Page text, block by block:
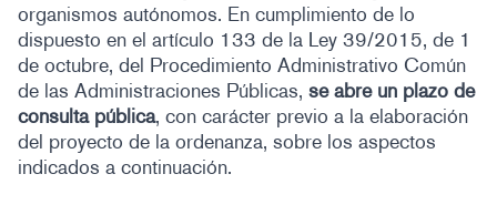
organismos autónomos. En cumplimiento de lo
dispuesto en el artículo 133 de la Ley 39/2015, de 1
de octubre, del Procedimiento Administrativo Común
de las Administraciones Públicas, se abre un plazo de
consulta pública, con carácter previo a la elaboración
del proyecto de la ordenanza, sobre los aspectos
indicados a continuación.